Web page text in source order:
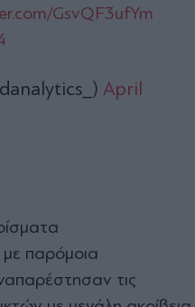
GsvQF3ufYm
April
με παρόμοια
τις